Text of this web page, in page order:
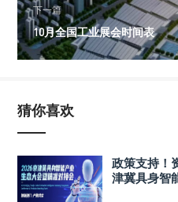
下一篇
10月全国工业展会时间表
猜你喜欢
政策支持！
津冀具身智